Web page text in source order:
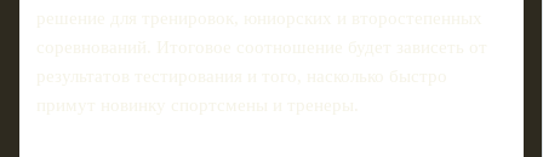
решение для тренировок, юниорских и второстепенных
соревнований. Итоговое соотношение будет зависеть от
результатов тестирования и того, насколько быстро
примут новинку спортсмены и тренеры.